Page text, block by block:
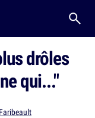
drôles
qui..."